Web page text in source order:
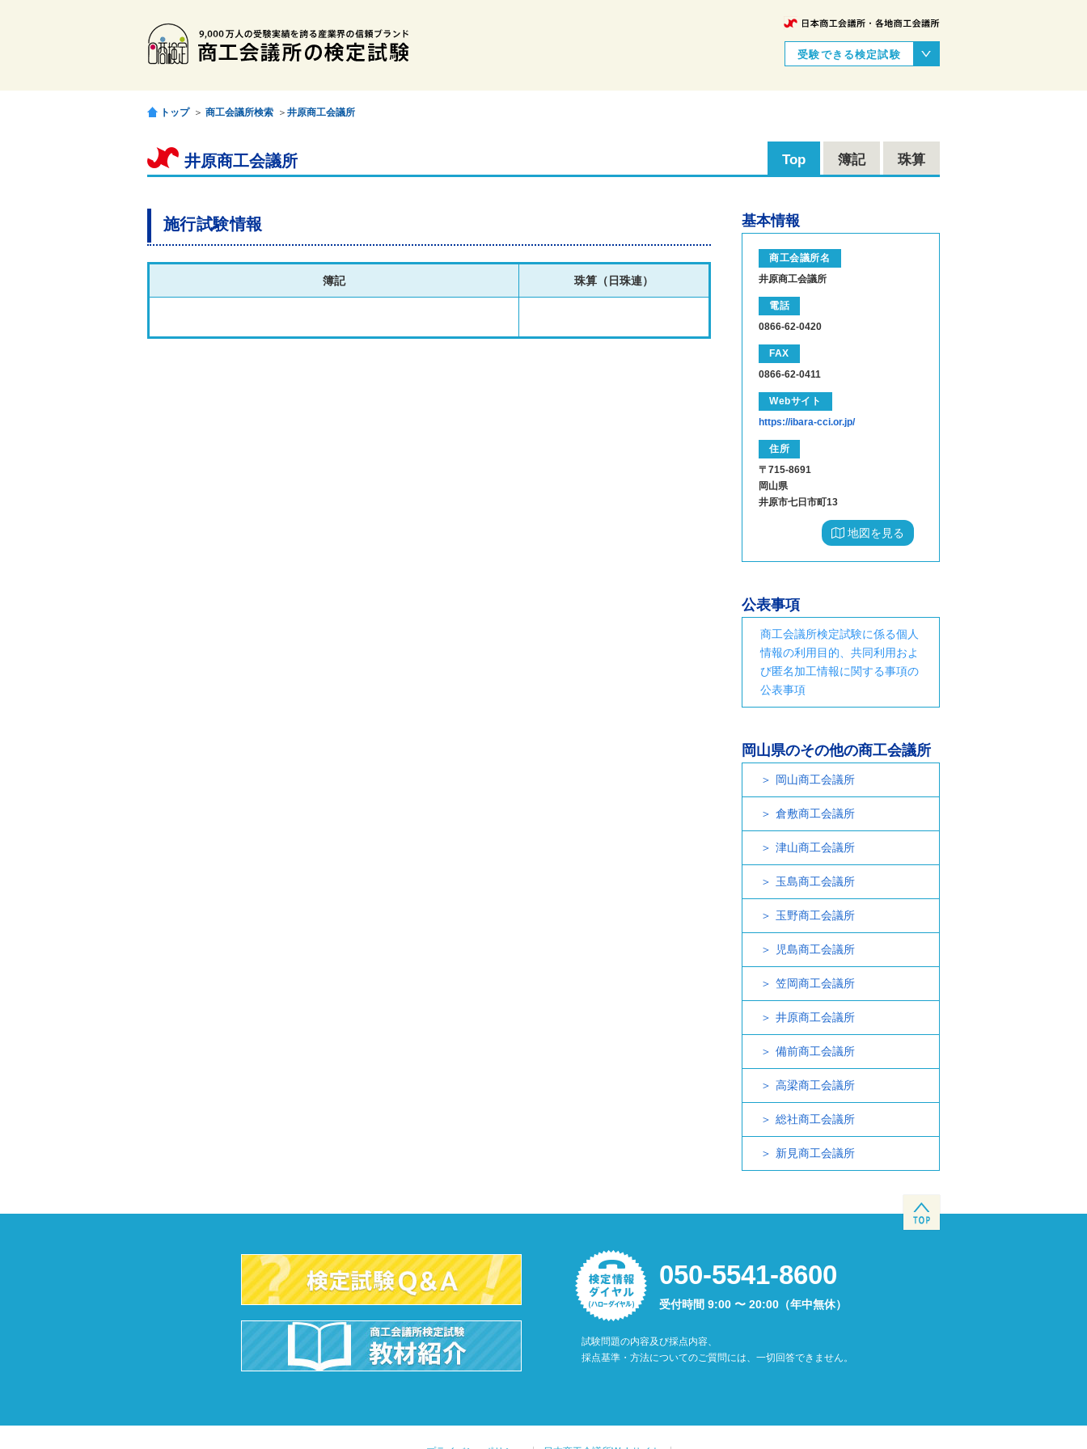
受験できる検定試験
トップ ＞ 商工会議所検索 ＞ 井原商工会議所
井原商工会議所 Top 簿記 珠算
施行試験情報
簿記 珠算（日珠連）
基本情報
商工会議所名
井原商工会議所
電話
0866-62-0420
FAX
0866-62-0411
Webサイト
https://ibara-cci.or.jp/
住所
〒715-8691
岡山県
井原市七日市町13
地図を見る
公表事項
商工会議所検定試験に係る個人
情報の利用目的、共同利用およ
び匿名加工情報に関する事項の
公表事項
岡山県のその他の商工会議所
岡山商工会議所
倉敷商工会議所
津山商工会議所
玉島商工会議所
玉野商工会議所
児島商工会議所
笠岡商工会議所
井原商工会議所
備前商工会議所
高梁商工会議所
総社商工会議所
新見商工会議所
050-5541-8600
受付時間 9:00 〜 20:00（年中無休）
試験問題の内容及び採点内容、
採点基準・方法についてのご質問には、一切回答できません。